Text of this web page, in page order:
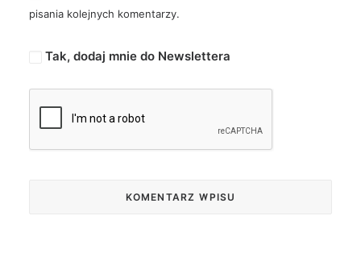
pisania kolejnych komentarzy.
Tak, dodaj mnie do Newslettera